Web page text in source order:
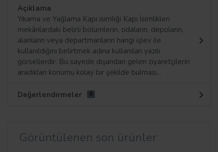
Açıklama
Yıkama ve Yağlama Kapı isimliği Kapı İsimlikleri
mekânlardaki belirli bölümlerin, odaların, depoların,
alanların veya departmanların hangi işlev ile
kullanıldığını belirtmek adına kullanılan yazılı
görsellerdir. Bu sayede dışarıdan gelen ziyaretçilerin
aradıkları konumu kolay bir şekilde bulması...
Değerlendirmeler 0
Görüntülenen son ürünler